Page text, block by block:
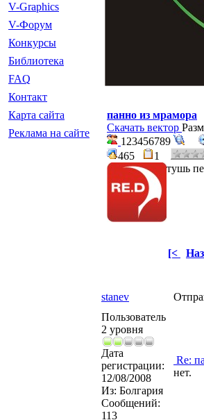
V-Graphics
V-Форум
Конкурсы
Библиотека
FAQ
Контакт
Карта сайта
Реклама на сайте
панно из мрамора
Скачать вектор
123456789
465
1
тушь
[<
stanev
Пользователь
2 уровня
Дата
регистрации:
12/08/2008
Из: Болгария
Сообщений:
113
Re:
нет.